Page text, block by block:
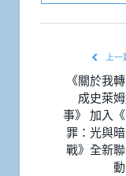
上一
《關於我
成史萊
事》 加入
罪：光與
戰》全新